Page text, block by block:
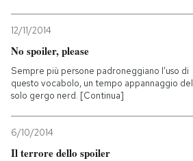
12/11/2014
No spoiler, please
Sempre più persone padroneggiano l’uso di
questo vocabolo, un tempo appannaggio del
solo gergo nerd. [Continua]
6/10/2014
Il terrore dello spoiler